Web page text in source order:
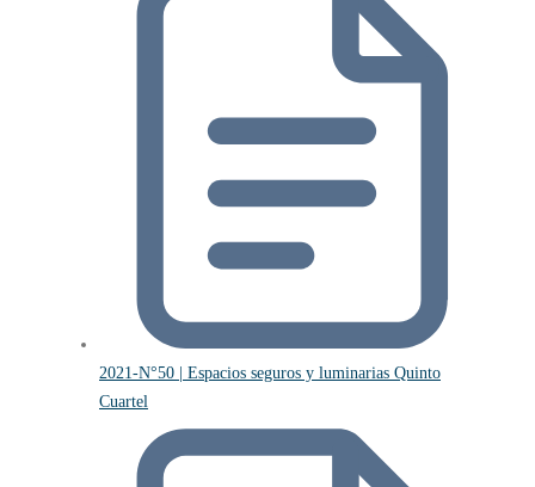
2021-N°50 | Espacios seguros y luminarias Quinto
Cuartel